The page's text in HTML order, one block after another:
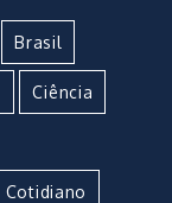
Brasil
Ciência
Cotidiano